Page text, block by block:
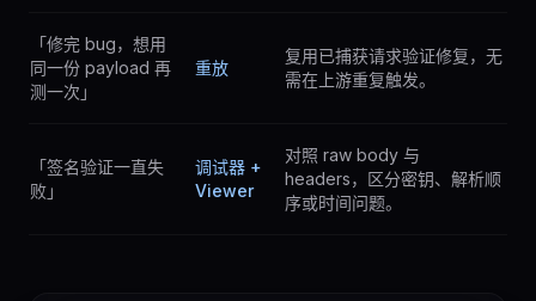
「修完 bug，想用
同一份 payload 再
测一次」
重放
复用已捕获请求验证修复，无
需在上游重复触发。
「签名验证一直失
败」
调试器 +
Viewer
对照 raw body 与
headers，区分密钥、解析顺
序或时间问题。